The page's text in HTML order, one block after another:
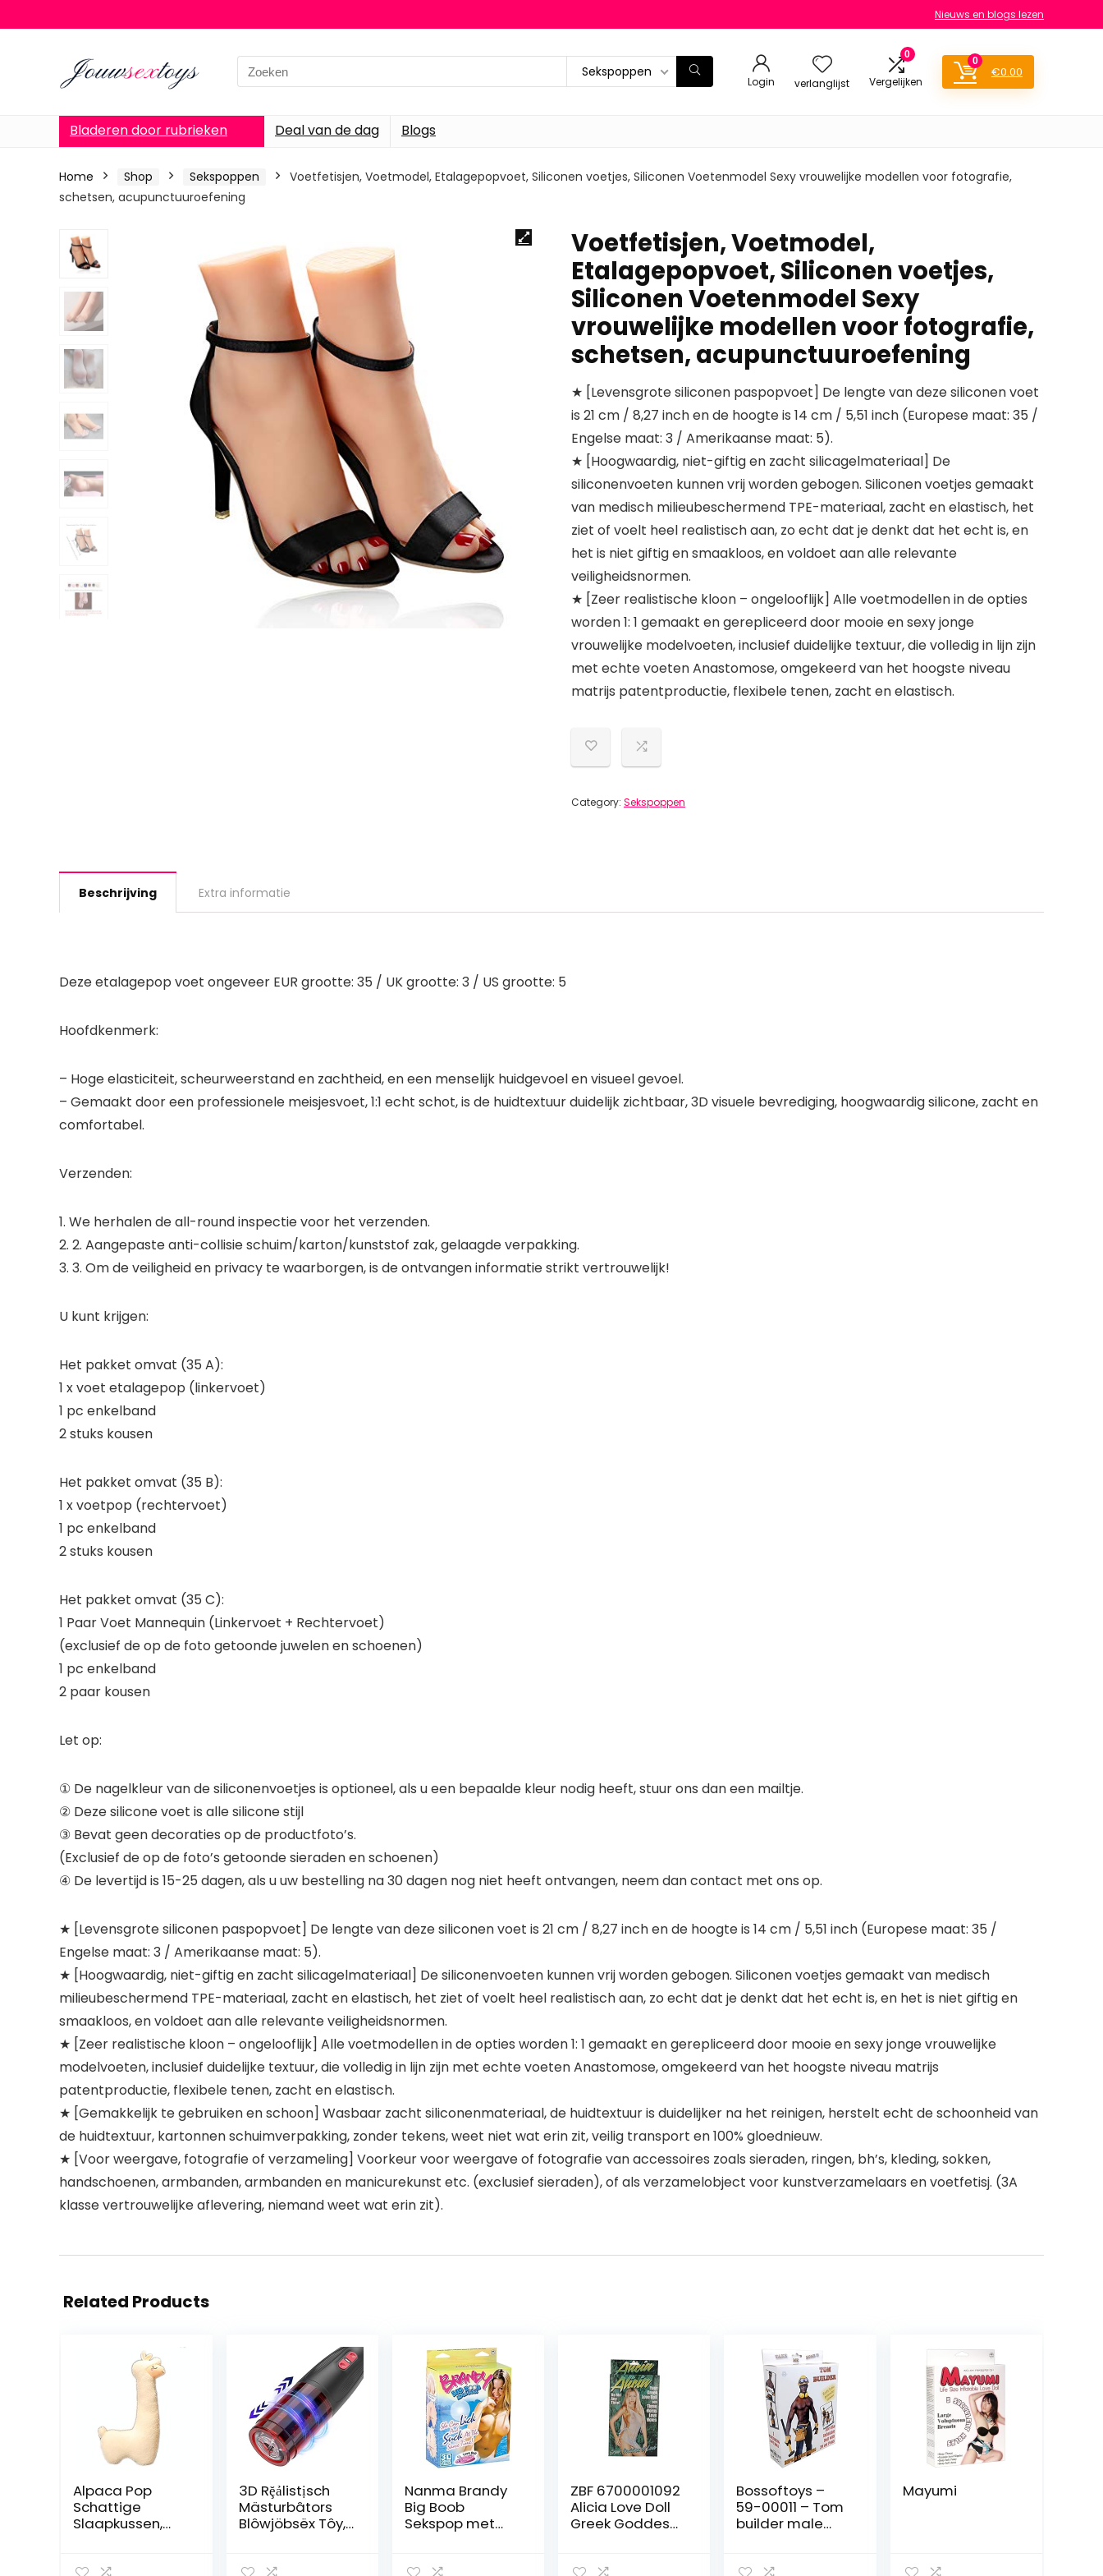
Nieuws en blogs lezen
Search
for:
Sekspoppen
Login verlanglijst
0
Vergelijken
0
€0.00
Bladeren door rubrieken Deal van de dag Blogs
Home Shop Sekspoppen
Voetfetisjen, Voetmodel, Etalagepopvoet, Siliconen voetjes, Siliconen Voetenmodel Sexy vrouwelijke modellen voor fotografie,
schetsen, acupunctuuroefening
Voetfetisjen, Voetmodel,
Etalagepopvoet, Siliconen voetjes,
Siliconen Voetenmodel Sexy
vrouwelijke modellen voor fotografie,
schetsen, acupunctuuroefening
★ [Levensgrote siliconen paspopvoet] De lengte van deze siliconen voet
is 21 cm / 8,27 inch en de hoogte is 14 cm / 5,51 inch (Europese maat: 35 /
Engelse maat: 3 / Amerikaanse maat: 5).
★ [Hoogwaardig, niet-giftig en zacht silicagelmateriaal] De
siliconenvoeten kunnen vrij worden gebogen. Siliconen voetjes gemaakt
van medisch milieubeschermend TPE-materiaal, zacht en elastisch, het
ziet of voelt heel realistisch aan, zo echt dat je denkt dat het echt is, en
het is niet giftig en smaakloos, en voldoet aan alle relevante
veiligheidsnormen.
★ [Zeer realistische kloon – ongelooflijk] Alle voetmodellen in de opties
worden 1: 1 gemaakt en gerepliceerd door mooie en sexy jonge
vrouwelijke modelvoeten, inclusief duidelijke textuur, die volledig in lijn zijn
met echte voeten Anastomose, omgekeerd van het hoogste niveau
matrijs patentproductie, flexibele tenen, zacht en elastisch.
Category: Sekspoppen
Beschrijving Extra informatie
Deze etalagepop voet ongeveer EUR grootte: 35 / UK grootte: 3 / US grootte: 5
Hoofdkenmerk:
– Hoge elasticiteit, scheurweerstand en zachtheid, en een menselijk huidgevoel en visueel gevoel.
– Gemaakt door een professionele meisjesvoet, 1:1 echt schot, is de huidtextuur duidelijk zichtbaar, 3D visuele bevrediging, hoogwaardig silicone, zacht en
comfortabel.
Verzenden:
1. We herhalen de all-round inspectie voor het verzenden.
2. 2. Aangepaste anti-collisie schuim/karton/kunststof zak, gelaagde verpakking.
3. 3. Om de veiligheid en privacy te waarborgen, is de ontvangen informatie strikt vertrouwelijk!
U kunt krijgen:
Het pakket omvat (35 A):
1 x voet etalagepop (linkervoet)
1 pc enkelband
2 stuks kousen
Het pakket omvat (35 B):
1 x voetpop (rechtervoet)
1 pc enkelband
2 stuks kousen
Het pakket omvat (35 C):
1 Paar Voet Mannequin (Linkervoet + Rechtervoet)
(exclusief de op de foto getoonde juwelen en schoenen)
1 pc enkelband
2 paar kousen
Let op:
① De nagelkleur van de siliconenvoetjes is optioneel, als u een bepaalde kleur nodig heeft, stuur ons dan een mailtje.
② Deze silicone voet is alle silicone stijl
③ Bevat geen decoraties op de productfoto’s.
(Exclusief de op de foto’s getoonde sieraden en schoenen)
④ De levertijd is 15-25 dagen, als u uw bestelling na 30 dagen nog niet heeft ontvangen, neem dan contact met ons op.
★ [Levensgrote siliconen paspopvoet] De lengte van deze siliconen voet is 21 cm / 8,27 inch en de hoogte is 14 cm / 5,51 inch (Europese maat: 35 /
Engelse maat: 3 / Amerikaanse maat: 5).
★ [Hoogwaardig, niet-giftig en zacht silicagelmateriaal] De siliconenvoeten kunnen vrij worden gebogen. Siliconen voetjes gemaakt van medisch
milieubeschermend TPE-materiaal, zacht en elastisch, het ziet of voelt heel realistisch aan, zo echt dat je denkt dat het echt is, en het is niet giftig en
smaakloos, en voldoet aan alle relevante veiligheidsnormen.
★ [Zeer realistische kloon – ongelooflijk] Alle voetmodellen in de opties worden 1: 1 gemaakt en gerepliceerd door mooie en sexy jonge vrouwelijke
modelvoeten, inclusief duidelijke textuur, die volledig in lijn zijn met echte voeten Anastomose, omgekeerd van het hoogste niveau matrijs
patentproductie, flexibele tenen, zacht en elastisch.
★ [Gemakkelijk te gebruiken en schoon] Wasbaar zacht siliconenmateriaal, de huidtextuur is duidelijker na het reinigen, herstelt echt de schoonheid van
de huidtextuur, kartonnen schuimverpakking, zonder tekens, weet niet wat erin zit, veilig transport en 100% gloednieuw.
★ [Voor weergave, fotografie of verzameling] Voorkeur voor weergave of fotografie van accessoires zoals sieraden, ringen, bh’s, kleding, sokken,
handschoenen, armbanden, armbanden en manicurekunst etc. (exclusief sieraden), of als verzamelobject voor kunstverzamelaars en voetfetisj. (3A
klasse vertrouwelijke aflevering, niemand weet wat erin zit).
Related Products
Alpaca Pop
Schattige
Slaapkussen,
3D Rḝảlistịsch
Mästurbâtors
Blôwjöbsëx Tôy,
Nanma Brandy
Big Boob
Sekspop met
ZBF 6700001092
Alicia Love Doll
Greek Goddes
Bossoftoys –
59-00011 – Tom
builder male
Mayumi